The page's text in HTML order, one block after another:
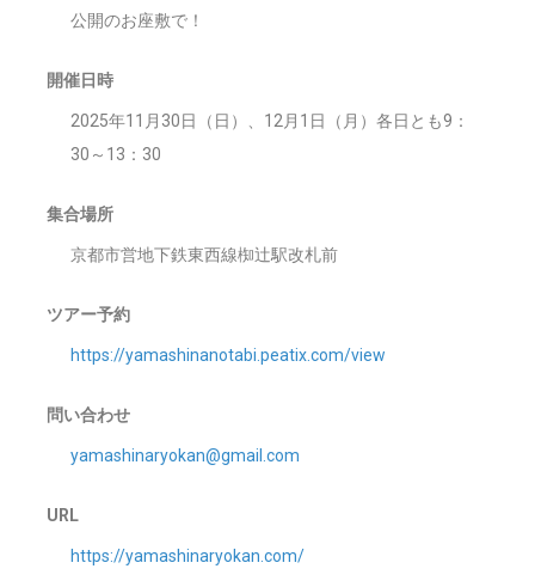
公開のお座敷で！
開催日時
2025年11月30日（日）、12月1日（月）各日とも9：
30～13：30
集合場所
京都市営地下鉄東西線椥辻駅改札前
ツアー予約
https://yamashinanotabi.peatix.com/view
問い合わせ
yamashinaryokan@gmail.com
URL
https://yamashinaryokan.com/